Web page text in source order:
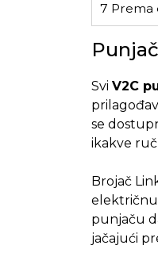
7 Prema
Svi V2C
se
ikakve
Brojač
punjaču
jačajući